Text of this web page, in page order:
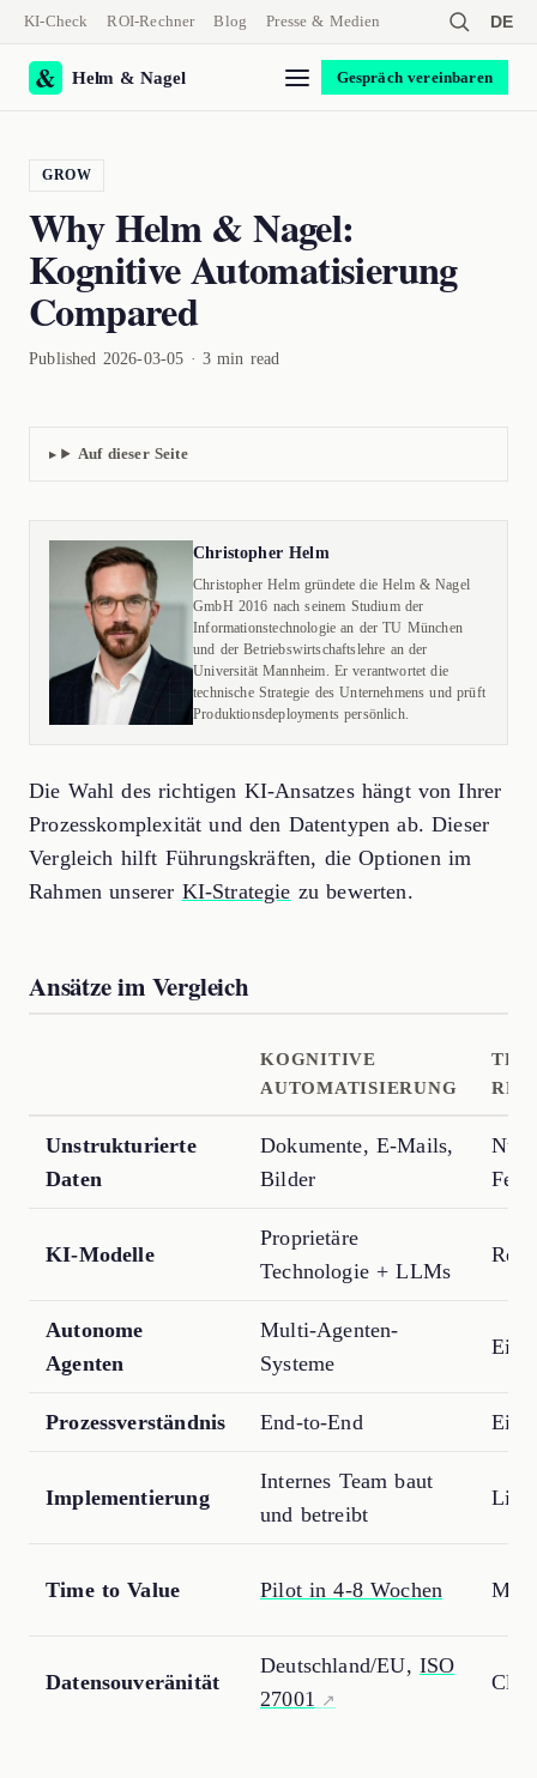
KI-Check ROI-Rechner Blog Presse & Medien DE
Helm & Nagel Gespräch vereinbaren
GROW
Why Helm & Nagel:
Kognitive Automatisierung
Compared
Published 2026-03-05 · 3 min read
Auf dieser Seite
Christopher Helm
Christopher Helm gründete die Helm & Nagel
GmbH 2016 nach seinem Studium der
Informationstechnologie an der TU München
und der Betriebswirtschaftslehre an der
Universität Mannheim. Er verantwortet die
technische Strategie des Unternehmens und prüft
Produktionsdeployments persönlich.
Die Wahl des richtigen KI-Ansatzes hängt von Ihrer
Prozesskomplexität und den Datentypen ab. Dieser
Vergleich hilft Führungskräften, die Optionen im
Rahmen unserer KI-Strategie zu bewerten.
Ansätze im Vergleich
KOGNITIVE
AUTOMATISIERUNG
RPA
Unstrukturierte
Daten
Dokumente, E-Mails,
Bilder
Nur
KI-Modelle
Proprietäre
Technologie + LLMs
Autonome
Agenten
Multi-Agenten-
Systeme
Prozessverständnis End-to-End
Implementierung
Internes Team baut
und betreibt
Time to Value Pilot in 4-8 Wochen
Datensouveränität
Deutschland/EU, ISO
27001